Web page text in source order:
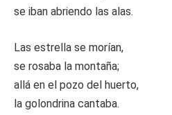
se iban abriendo las alas.
Las estrella se morían,
se rosaba la montaña;
allá en el pozo del huerto,
la golondrina cantaba.